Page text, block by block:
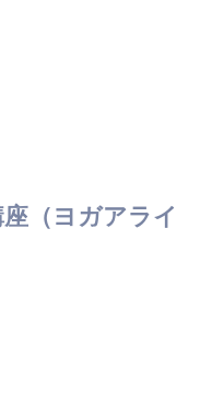
（ヨガアライ